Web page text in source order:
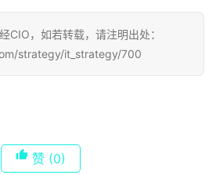
CIO，如若转载，请注明出处：
strategy/it_strategy/700
赞 (0)